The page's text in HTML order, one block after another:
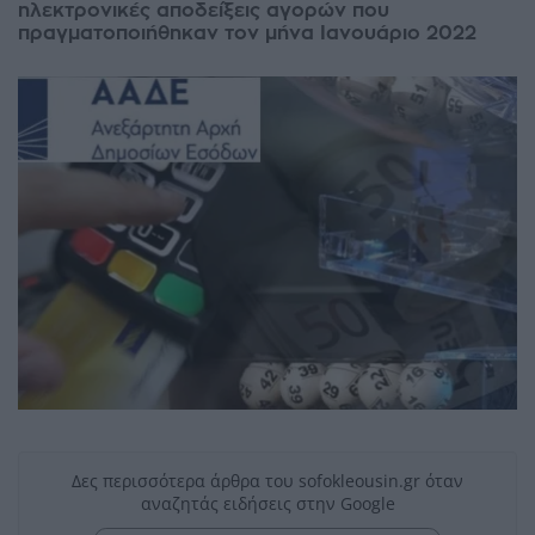
ηλεκτρονικές αποδείξεις αγορών που
πραγματοποιήθηκαν τον μήνα Ιανουάριο 2022
Δες περισσότερα άρθρα του sofokleousin.gr όταν
αναζητάς ειδήσεις στην Google